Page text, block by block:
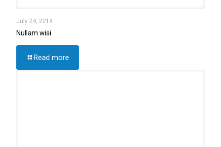
July 24, 2018
Nullam wisi
Read more